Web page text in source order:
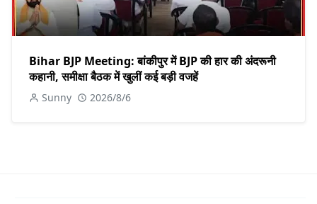
Bihar BJP Meeting: बांकीपुर में BJP की हार की अंदरूनी
कहानी, समीक्षा बैठक में खुलीं कई बड़ी वजहें
Sunny 2026/8/6